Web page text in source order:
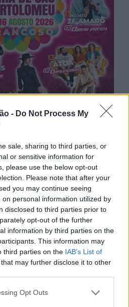
- Do Not Process My
sale, sharing to third parties, or
or sensitive information for
please use the below opt-out
Please note that after your
you may continue seeing
personal information utilized by
disclosed to third parties prior to
opt-out of the further
information by third parties on the
This information may
third parties on the IAB’s List of
that may further disclose it to other
Opt Outs